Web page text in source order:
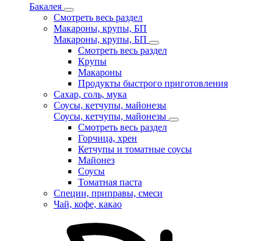
Бакалея
Смотреть весь раздел
Макароны, крупы, БП
Макароны, крупы, БП
Смотреть весь раздел
Крупы
Макароны
Продукты быстрого приготовления
Сахар, соль, мука
Соусы, кетчупы, майонезы
Соусы, кетчупы, майонезы
Смотреть весь раздел
Горчица, хрен
Кетчупы и томатные соусы
Майонез
Соусы
Томатная паста
Специи, приправы, смеси
Чай, кофе, какао